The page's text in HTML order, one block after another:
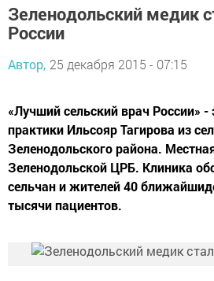
Зеленодольский медик
России
Автор, 25 декабря 2015 - 07:15
«Лучший сельский врач России»
практики Ильсояр Тагирова из
Зеленодольского района.
Зеленодольской ЦРБ. Клиника
сельчан и жителей 40
тысячи пациентов.